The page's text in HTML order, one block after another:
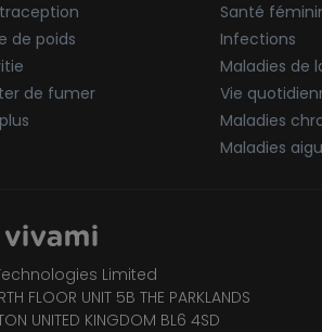
de poids
de fumer
Santé
Infections
Maladies de
Vie
Maladies
Maladies
Limited
FLOOR UNIT 5B THE PARKLANDS
UNITED KINGDOM BL6 4SD